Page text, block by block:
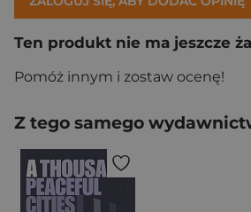
Ten produkt nie ma jeszcze
Pomóż innym i zostaw ocenę!
Z tego samego